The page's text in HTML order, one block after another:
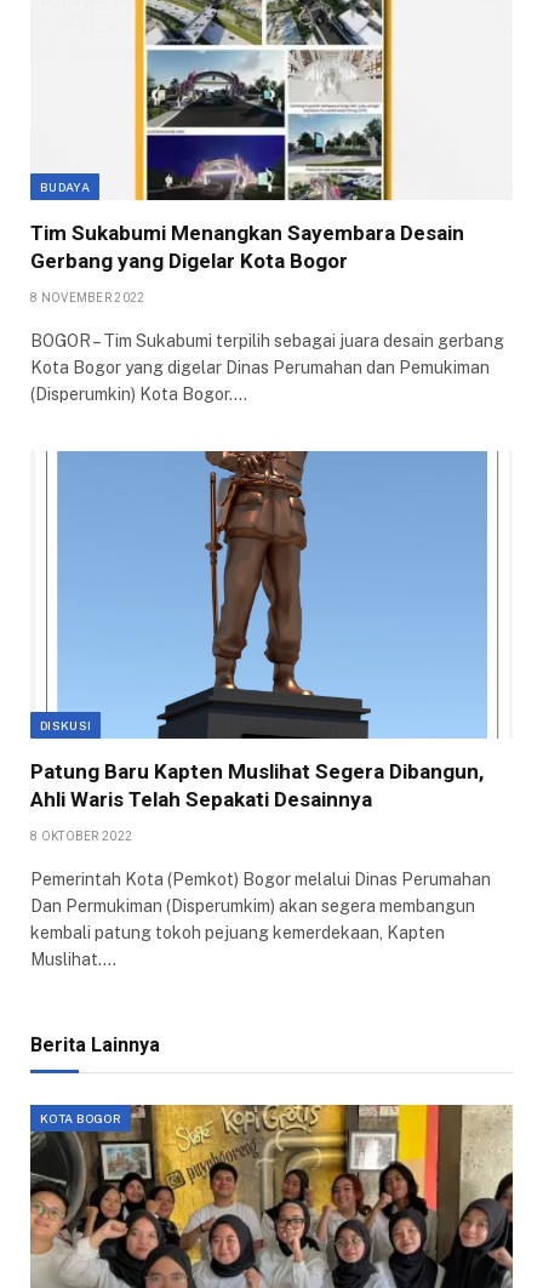
BUDAYA
Tim Sukabumi Menangkan Sayembara Desain
Gerbang yang Digelar Kota Bogor
8 NOVEMBER 2022
BOGOR – Tim Sukabumi terpilih sebagai juara desain gerbang
Kota Bogor yang digelar Dinas Perumahan dan Pemukiman
(Disperumkin) Kota Bogor.…
DISKUSI
Patung Baru Kapten Muslihat Segera Dibangun,
Ahli Waris Telah Sepakati Desainnya
8 OKTOBER 2022
Pemerintah Kota (Pemkot) Bogor melalui Dinas Perumahan
Dan Permukiman (Disperumkim) akan segera membangun
kembali patung tokoh pejuang kemerdekaan, Kapten
Muslihat.…
Berita Lainnya
KOTA BOGOR